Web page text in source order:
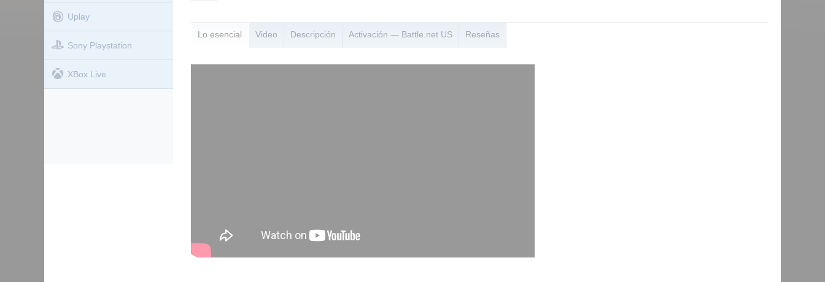
Uplay
Sony Playstation
XBox Live
Lo esencial Video Descripción Activación — Battle.net US Reseñas